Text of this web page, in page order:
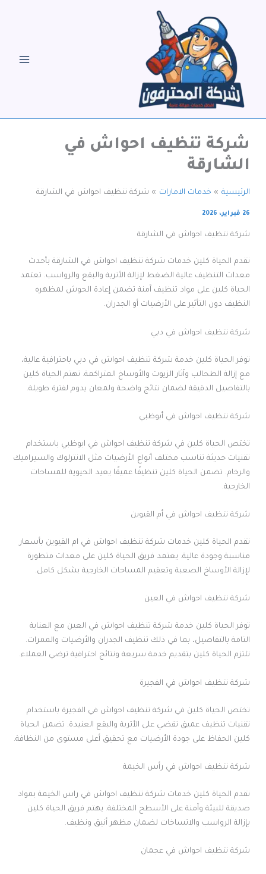
شركة تنظيف احواش في
الشارقة
الرئيسية خدمات الامارات شركة تنظيف احواش في الشارقة
26 فبراير، 2026
شركة تنظيف احواش في الشارقة
تقدم الحياة كلين خدمات شركة تنظيف احواش في الشارقة بأحدث
معدات التنظيف عالية الضغط لإزالة الأتربة والبقع والرواسب. تعتمد
الحياة كلين على مواد تنظيف آمنة تضمن إعادة الحوش لمظهره
النظيف دون التأثير على الأرضيات أو الجدران.
شركة تنظيف احواش في دبي
توفر الحياة كلين خدمة شركة تنظيف احواش في دبي باحترافية عالية،
مع إزالة الطحالب وآثار الزيوت والأوساخ المتراكمة. تهتم الحياة كلين
بالتفاصيل الدقيقة لضمان نتائج واضحة ولمعان يدوم لفترة طويلة.
شركة تنظيف احواش في أبوظبي
تختص الحياة كلين في شركة تنظيف احواش في ابوظبي باستخدام
تقنيات حديثة تناسب مختلف أنواع الأرضيات مثل الانترلوك والسيراميك
والرخام. تضمن الحياة كلين تنظيفًا عميقًا يعيد الحيوية للمساحات
الخارجية.
شركة تنظيف احواش في أم القيوين
تقدم الحياة كلين خدمات شركة تنظيف احواش في ام القيوين بأسعار
مناسبة وجودة عالية. يعتمد فريق الحياة كلين على معدات متطورة
لإزالة الأوساخ الصعبة وتعقيم المساحات الخارجية بشكل كامل.
شركة تنظيف احواش في العين
توفر الحياة كلين خدمة شركة تنظيف احواش في العين مع العناية
التامة بالتفاصيل، بما في ذلك تنظيف الجدران والأرضيات والممرات.
تلتزم الحياة كلين بتقديم خدمة سريعة ونتائج احترافية ترضي العملاء.
شركة تنظيف احواش في الفجيرة
تختص الحياة كلين في شركة تنظيف احواش في الفجيرة باستخدام
تقنيات تنظيف عميق تقضي على الأتربة والبقع العنيدة. تضمن الحياة
كلين الحفاظ على جودة الأرضيات مع تحقيق أعلى مستوى من النظافة.
شركة تنظيف احواش في رأس الخيمة
تقدم الحياة كلين خدمات شركة تنظيف احواش في راس الخيمة بمواد
صديقة للبيئة وآمنة على الأسطح المختلفة. يهتم فريق الحياة كلين
بإزالة الرواسب والاتساخات لضمان مظهر أنيق ونظيف.
شركة تنظيف احواش في عجمان